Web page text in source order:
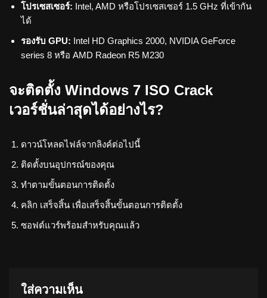
โปรเซสเซอร์: Intel, AMD หรือโปรเซสเซอร์ 1.5 GHz ที่เข้ากัน
ได้
รองรับ GPU: Intel HD Graphics 2000, NVIDIA GeForce
series 8 หรือ AMD Radeon R5 M230
จะติดตั้ง Windows 7 ISO Crack
เวอร์ชั่นล่าสุดได้อย่างไร?
ดาวน์โหลดไฟล์จากลิงค์ต่อไปนี้
ติดตั้งบนอุปกรณ์ของคุณ
ทำตามขั้นตอนการติดตั้ง
คลิก เสร็จสิ้น เพื่อเสร็จสิ้นขั้นตอนการติดตั้ง
ซอฟต์แวร์พร้อมสำหรับคุณแล้ว
ใส่ความเห็น